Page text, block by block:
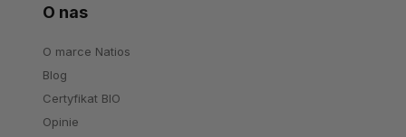
O nas
O marce Natios
Blog
Certyfikat BIO
Opinie